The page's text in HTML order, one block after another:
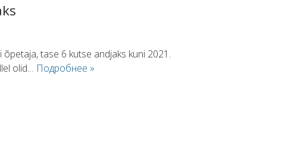
tase 6 kutse andjaks kuni 2021.
olid… Подробнее »